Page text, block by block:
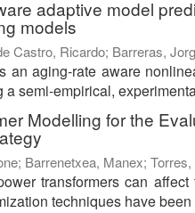
adaptive model
models
Castro, Ricardo; Barreras,
an aging-rate aware
a semi-empirical,
Modelling for the
; Barrenetxea, Manex;
transformers can
techniques have